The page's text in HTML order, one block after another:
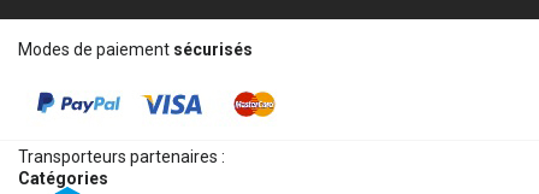
Modes de paiement sécurisés
Transporteurs partenaires :
Catégories